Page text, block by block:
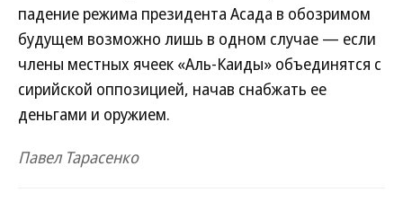
падение режима президента Асада в обозримом
будущем возможно лишь в одном случае — если
члены местных ячеек «Аль-Каиды» объединятся с
сирийской оппозицией, начав снабжать ее
деньгами и оружием.
Павел Тарасенко